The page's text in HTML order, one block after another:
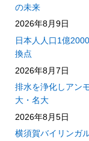
の未来
2026年8月9日
日本人人口1億
換点
2026年8月7日
排水を浄化しアン
大・名大
2026年8月5日
横須賀バイリンガ